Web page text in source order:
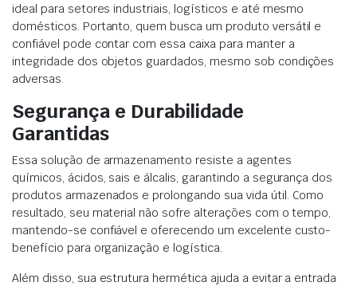
ideal para setores industriais, logísticos e até mesmo
domésticos. Portanto, quem busca um produto versátil e
confiável pode contar com essa caixa para manter a
integridade dos objetos guardados, mesmo sob condições
adversas.
Segurança e Durabilidade
Garantidas
Essa solução de armazenamento resiste a agentes
químicos, ácidos, sais e álcalis, garantindo a segurança dos
produtos armazenados e prolongando sua vida útil. Como
resultado, seu material não sofre alterações com o tempo,
mantendo-se confiável e oferecendo um excelente custo-
benefício para organização e logística.
Além disso, sua estrutura hermética ajuda a evitar a entrada